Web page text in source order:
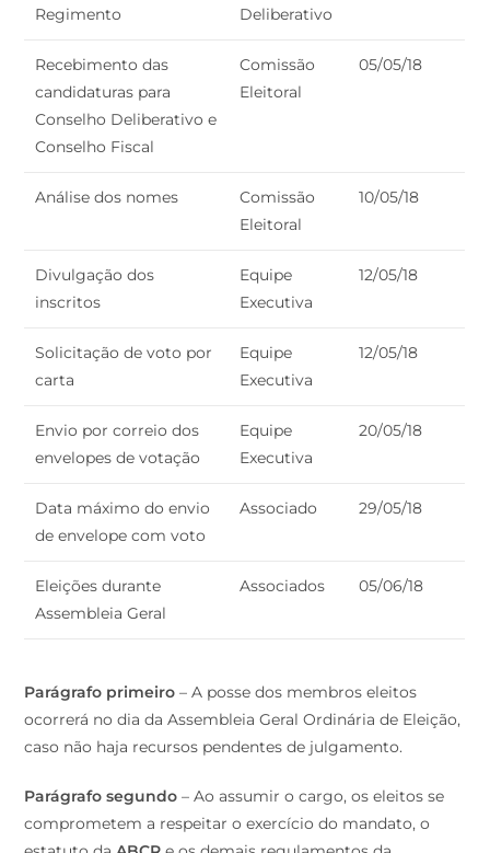
Regimento
Deliberativo
Recebimento das
candidaturas para
Conselho Deliberativo e
Conselho Fiscal
Comissão
Eleitoral
05/05/18
Análise dos nomes
Comissão
Eleitoral
10/05/18
Divulgação dos
inscritos
Equipe
Executiva
12/05/18
Solicitação de voto por
carta
Equipe
Executiva
12/05/18
Envio por correio dos
envelopes de votação
Equipe
Executiva
20/05/18
Data máximo do envio
de envelope com voto
Associado 29/05/18
Eleições durante
Assembleia Geral
Associados 05/06/18
Parágrafo primeiro – A posse dos membros eleitos
ocorrerá no dia da Assembleia Geral Ordinária de Eleição,
caso não haja recursos pendentes de julgamento.
Parágrafo segundo – Ao assumir o cargo, os eleitos se
comprometem a respeitar o exercício do mandato, o